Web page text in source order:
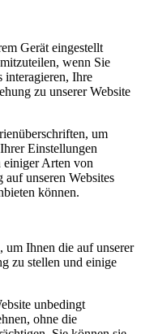
Gerät eingestellt
wenn Sie
interagieren, Ihre
zu unserer Website
um
Einstellungen
einiger Arten von
unseren Websites
können.
Ihnen die auf unserer
zu stellen und einige
unbedingt
ohne die